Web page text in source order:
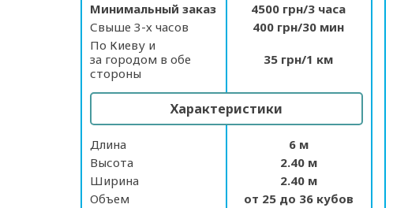
Минимальный заказ
4500 грн/3 часа
Свыше 3-х часов
400 грн/30 мин
По Киеву и
за городом в обе
стороны
35 грн/1 км
Характеристики
Длина
6 м
Высота
2.40 м
Ширина
2.40 м
Объем
от 25 до 36 кубов